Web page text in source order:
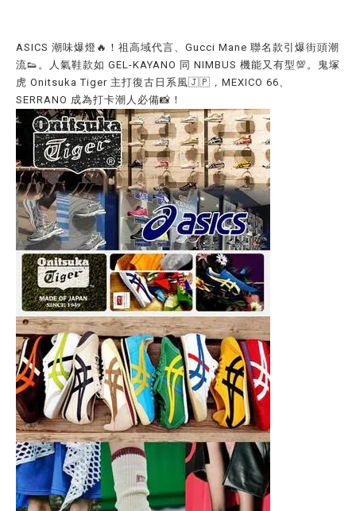
ASICS 潮味爆燈🔥！祖高域代言、Gucci Mane 聯名款引爆街頭潮
流👟。人氣鞋款如 GEL-KAYANO 同 NIMBUS 機能又有型💯。鬼塚
虎 Onitsuka Tiger 主打復古日系風🇯🇵，MEXICO 66、
SERRANO 成為打卡潮人必備📸！